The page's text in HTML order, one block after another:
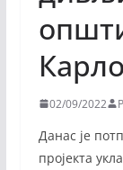
02/09/2022
Данас је
пројекта